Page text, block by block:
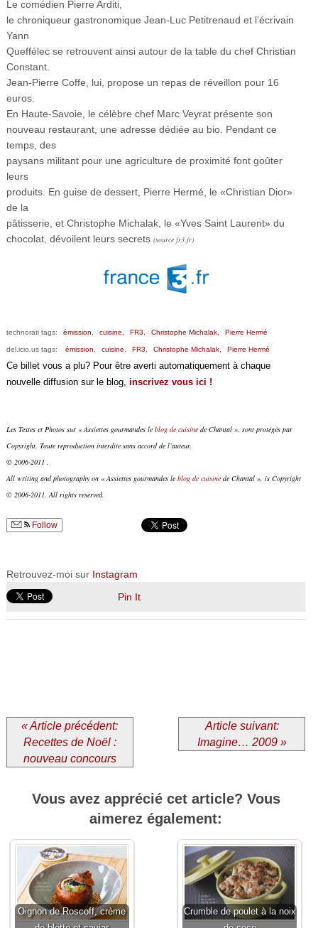
Le comédien Pierre Arditi,
le chroniqueur gastronomique Jean-Luc Petitrenaud et l’écrivain
Yann
Queffélec se retrouvent ainsi autour de la table du chef Christian
Constant.
Jean-Pierre Coffe, lui, propose un repas de réveillon pour 16
euros.
En Haute-Savoie, le célèbre chef Marc Veyrat présente son
nouveau restaurant, une adresse dédiée au bio. Pendant ce
temps, des
paysans militant pour une agriculture de proximité font goûter
leurs
produits. En guise de dessert, Pierre Hermé, le «Christian Dior»
de la
pâtisserie, et Christophe Michalak, le «Yves Saint Laurent» du
chocolat, dévoilent leurs secrets (source fr3.fr)
technorati tags: émission, cuisine, FR3, Christophe Michalak, Pierre Hermé
del.icio.us tags: émission, cuisine, FR3, Christophe Michalak, Pierre Hermé
Ce billet vous a plu? Pour être averti automatiquement à chaque
nouvelle diffusion sur le blog, inscrivez vous ici !
Les Textes et Photos sur « Assiettes gourmandes le blog de cuisinede Chantal », sont protégés par
Copyright. Toute reproduction interdite sans accord de l’auteur.
© 2006-2011 .
All writing and photography on « Assiettes gourmandes le blog de cuisinede Chantal », is Copyright
© 2006-2011. All rights reserved.
Follow
Retrouvez-moi sur Instagram
Pin It
« Article précédent:
Recettes de Noël :
nouveau concours
Article suivant:
Imagine… 2009 »
Vous avez apprécié cet article? Vous
aimerez également:
Oignon de Roscoff, crème
Crumble de poulet à la noix